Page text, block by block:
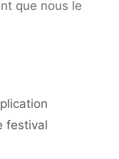
que nous le
festival